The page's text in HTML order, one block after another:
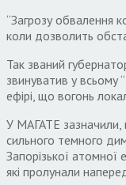
“Загрозу обвалення
коли дозволить
Так званий
звинуватив у всьому
ефірі, що вогонь
У МАГАТЕ зазначили,
сильного темного
Запорізької атомної
які пролунали